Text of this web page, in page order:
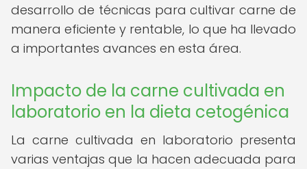
desarrollo de técnicas para cultivar carne de
manera eficiente y rentable, lo que ha llevado
a importantes avances en esta área.
Impacto de la carne cultivada en
laboratorio en la dieta cetogénica
La carne cultivada en laboratorio presenta
varias ventajas que la hacen adecuada para